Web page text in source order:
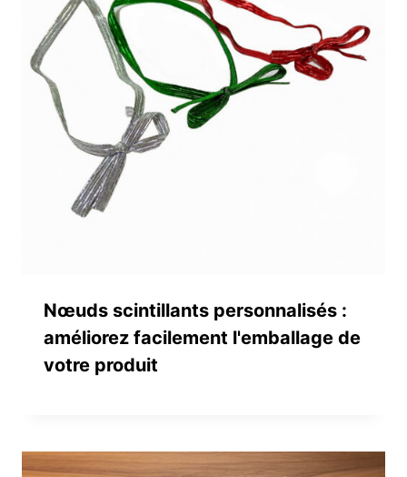
Nœuds scintillants personnalisés :
améliorez facilement l'emballage de
votre produit